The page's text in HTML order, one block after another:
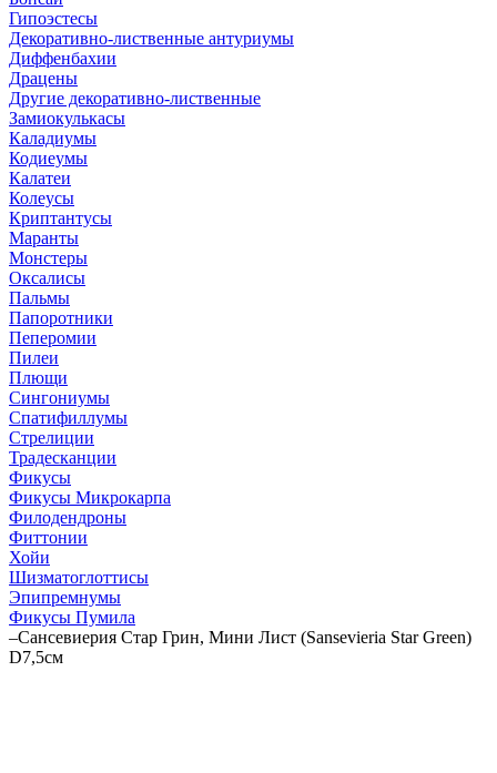
Гипоэстесы
Декоративно-лиственные антуриумы
Диффенбахии
Драцены
Другие декоративно-лиственные
Замиокулькасы
Каладиумы
Кодиеумы
Калатеи
Колеусы
Криптантусы
Маранты
Монстеры
Оксалисы
Пальмы
Папоротники
Пеперомии
Пилеи
Плющи
Сингониумы
Спатифиллумы
Стрелиции
Традесканции
Фикусы
Фикусы Микрокарпа
Филодендроны
Фиттонии
Хойи
Шизматоглоттисы
Эпипремнумы
Фикусы Пумила
–Сансевиерия Стар Грин, Мини Лист (Sansevieria Star Green)
D7,5см